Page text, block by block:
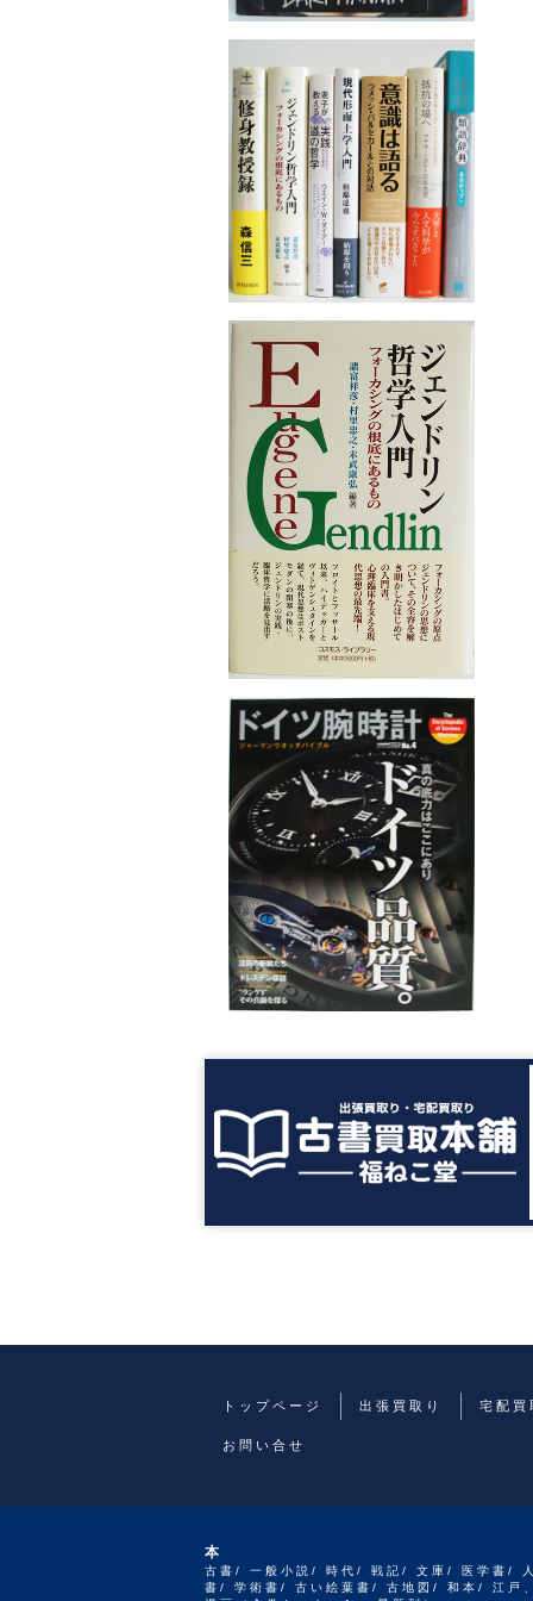
トップページ 出張買取り 宅配買
お問い合せ
本
古書/ 一般小説/ 時代/ 戦記/ 文庫/ 医学書/
書/ 学術書/ 古い絵葉書/ 古地図/ 和本/ 江戸